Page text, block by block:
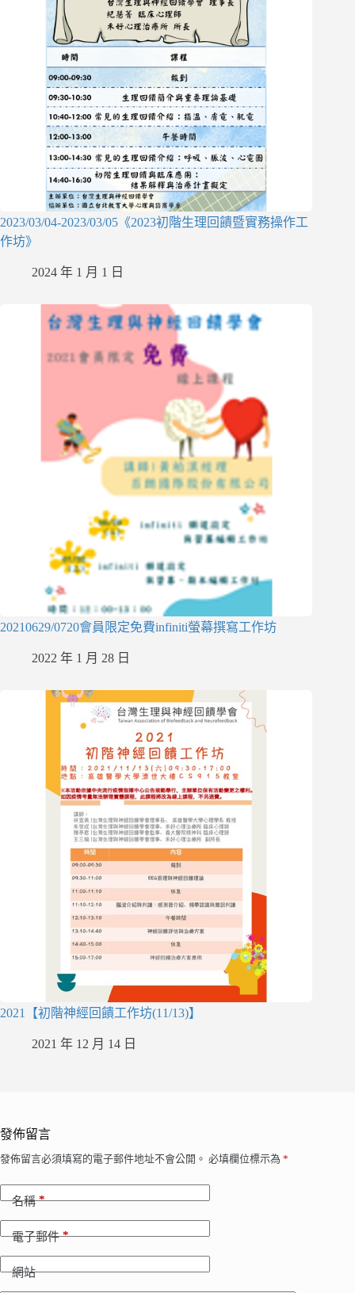
2023/03/04-2023/03/05《2023初階生理回饋暨實務操作工
作坊》
2024 年 1 月 1 日
20210629/0720會員限定免費infiniti螢幕撰寫工作坊
2022 年 1 月 28 日
2021【初階神經回饋工作坊(11/13)】
2021 年 12 月 14 日
發佈留言
發佈留言必須填寫的電子郵件地址不會公開。 必填欄位標示為 *
名稱*
電子郵件*
網站